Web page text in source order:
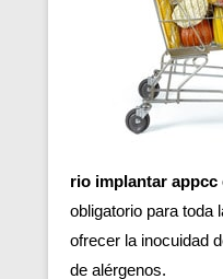
rio implantar appcc
obligatorio para toda
ofrecer la inocuidad
de alérgenos.